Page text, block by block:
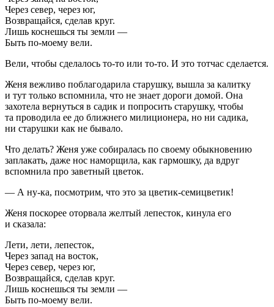
Через север, через юг,
Возвращайся, сделав круг.
Лишь коснешься ты земли —
Быть по-моему вели.
Вели, чтобы сделалось то-то или то-то. И это тотчас сделается.
Женя вежливо поблагодарила старушку, вышла за калитку
и тут только вспомнила, что не знает дороги домой. Она
захотела вернуться в садик и попросить старушку, чтобы
та проводила ее до ближнего милиционера, но ни садика,
ни старушки как не бывало.
Что делать? Женя уже собиралась по своему обыкновению
заплакать, даже нос наморщила, как гармошку, да вдруг
вспомнила про заветный цветок.
— А ну-ка, посмотрим, что это за цветик-семицветик!
Женя поскорее оторвала желтый лепесток, кинула его
и сказала:
Лети, лети, лепесток,
Через запад на восток,
Через север, через юг,
Возвращайся, сделав круг.
Лишь коснешься ты земли —
Быть по-моему вели.